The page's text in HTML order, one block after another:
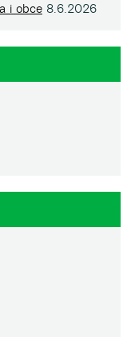
i obce 8.6.2026